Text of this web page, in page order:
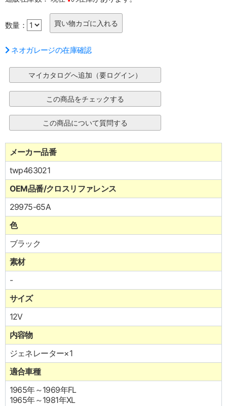
数量：
ネオガレージの在庫確認
メーカー品番
twp463021
OEM品番/クロスリファレンス
29975-65A
色
ブラック
素材
-
サイズ
12V
内容物
ジェネレーター×1
適合車種
1965年～1969年FL
1965年～1981年XL